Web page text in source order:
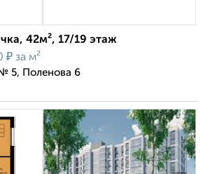
42м², 17/19 этаж
₽ за м²
5, Поленова 6